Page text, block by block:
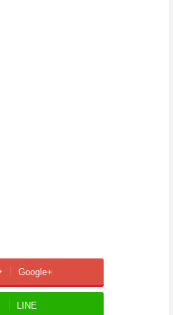
Google+
LINE